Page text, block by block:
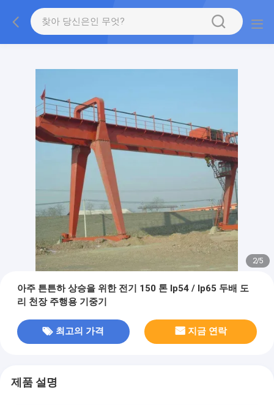
gtag('config', 'G-QWE9HWC3PF', {cookie_flags:
"SameSite=None;Secure"});
2/5
아주 튼튼하 상승을 위한 전기 150 톤 Ip54 / Ip65 두배 도
리 천장 주행용 기중기
최고의 가격 지금 연락
제품 설명